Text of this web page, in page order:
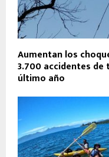
Aumentan los
3.700 accidentes
último año